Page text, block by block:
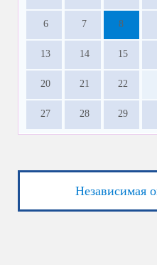
6 7 8
13 14 15
20 21 22
27 28 29
Независимая